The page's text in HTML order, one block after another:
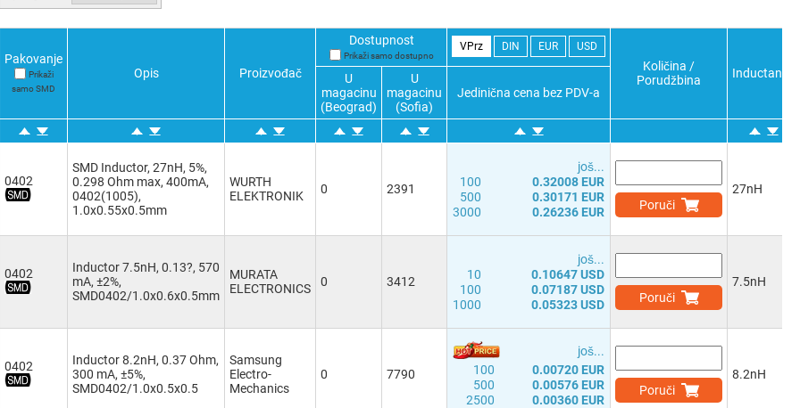
Pakovanje
Prikaži
samo SMD
Opis Proizvođač
Dostupnost
Prikaži samo dostupno
VPrz DIN EUR USD
Količina /
Porudžbina
Inductance
U
magacinu
(Beograd)
U
magacinu
(Sofia)
Jedinična cena bez PDV-a
0402
SMD Inductor, 27nH, 5%,
0.298 Ohm max, 400mA,
0402(1005),
1.0x0.55x0.5mm
WURTH
ELEKTRONIK
0 2391
јоš...
100
0.32008 EUR
500
0.30171 EUR
3000
0.26236 EUR Poruči
27nH
0402
Inductor 7.5nH, 0.13?, 570
mA, ±2%,
SMD0402/1.0x0.6x0.5mm
MURATA
ELECTRONICS
0 3412
јоš...
10
0.10647 USD
100
0.07187 USD
1000
0.05323 USD Poruči
7.5nH
0402
Inductor 8.2nH, 0.37 Ohm,
300 mA, ±5%,
SMD0402/1.0x0.5x0.5
Samsung
Electro-
Mechanics
0 7790
јоš...
100
0.00720 EUR
500
0.00576 EUR
2500
0.00360 EUR
Poruči
8.2nH